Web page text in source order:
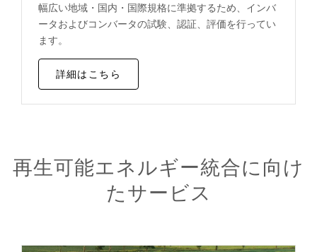
幅広い地域・国内・国際規格に準拠するため、インバ
ータおよびコンバータの試験、認証、評価を行ってい
ます。
詳細はこちら
再生可能エネルギー統合に向け
たサービス